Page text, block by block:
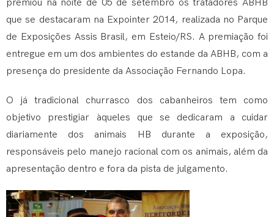
premiou na noite de 05 de setembro os tratadores ABHB
que se destacaram na Expointer 2014, realizada no Parque
de Exposições Assis Brasil, em Esteio/RS. A premiação foi
entregue em um dos ambientes do estande da ABHB, com a
presença do presidente da Associação Fernando Lopa.
O já tradicional churrasco dos cabanheiros tem como
objetivo prestigiar àqueles que se dedicaram a cuidar
diariamente dos animais HB durante a exposição,
responsáveis pelo manejo racional com os animais, além da
apresentação dentro e fora da pista de julgamento.